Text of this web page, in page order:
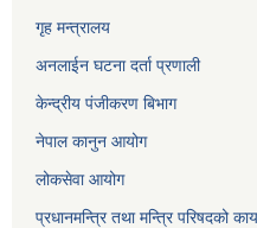
गृह मन्त्रालय
अनलाईन घटना दर्ता प्रणाली
केन्द्रीय पंजीकरण बिभाग
नेपाल कानुन आयोग
लोकसेवा आयोग
प्रधानमन्त्रि तथा मन्त्रि परिषदको